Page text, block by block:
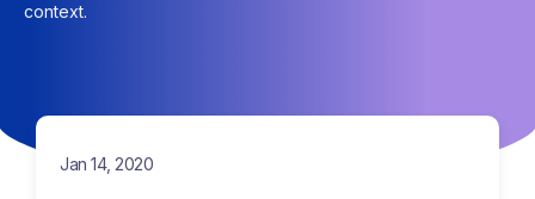
context.
Jan 14, 2020